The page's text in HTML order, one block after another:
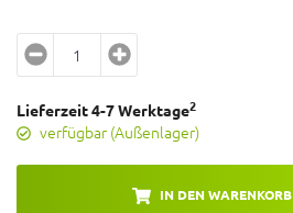
Lieferzeit 4-7 Werktage2
verfügbar (Außenlager)
IN DEN WARENKORB